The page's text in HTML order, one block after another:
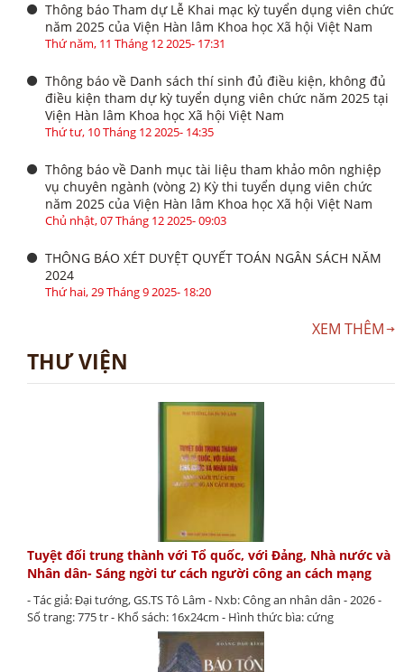
Thông báo Tham dự Lễ Khai mạc kỳ tuyển dụng viên chức
năm 2025 của Viện Hàn lâm Khoa học Xã hội Việt Nam
Thứ năm, 11 Tháng 12 2025- 17:31
Thông báo về Danh sách thí sinh đủ điều kiện, không đủ
điều kiện tham dự kỳ tuyển dụng viên chức năm 2025 tại
Viện Hàn lâm Khoa học Xã hội Việt Nam
Thứ tư, 10 Tháng 12 2025- 14:35
Thông báo về Danh mục tài liệu tham khảo môn nghiệp
vụ chuyên ngành (vòng 2) Kỳ thi tuyển dụng viên chức
năm 2025 của Viện Hàn lâm Khoa học Xã hội Việt Nam
Chủ nhật, 07 Tháng 12 2025- 09:03
THÔNG BÁO XÉT DUYỆT QUYẾT TOÁN NGÂN SÁCH NĂM
2024
Thứ hai, 29 Tháng 9 2025- 18:20
XEM THÊM
THƯ VIỆN
Tuyệt đối trung thành với Tổ quốc, với Đảng, Nhà nước và
Nhân dân- Sáng ngời tư cách người công an cách mạng
- Tác giả: Đại tướng, GS.TS Tô Lâm - Nxb: Công an nhân dân - 2026 -
Số trang: 775 tr - Khổ sách: 16x24cm - Hình thức bìa: cứng